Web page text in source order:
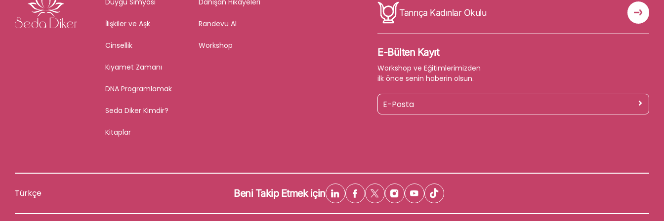
Duygu Simyası
İlişkiler ve Aşk
Cinsellik
Kıyamet Zamanı
DNA Programlamak
Seda Diker Kimdir?
Kitaplar
Danışan Hikayeleri
Randevu Al
Workshop
Tanrıça Kadınlar Okulu
E-Bülten Kayıt
Workshop ve Eğitimlerimizden
ilk önce senin haberin olsun.
Türkçe Beni Takip Etmek için